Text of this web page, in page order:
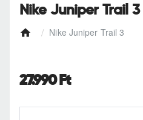
e
Nike Juniper Trail 3
Nike Juniper Trail 3
27.990 Ft